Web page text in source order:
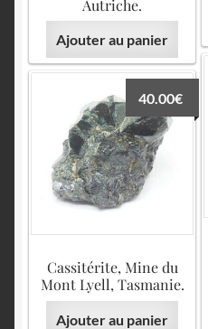
Autriche.
Ajouter au panier
Cassitérite, Mine du
Mont Lyell, Tasmanie.
40.00€
Ajouter au panier